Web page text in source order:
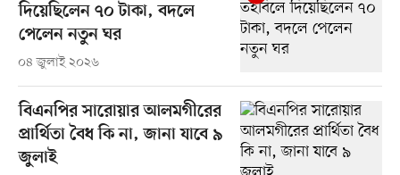
দিয়েছিলেন ৭০ টাকা, বদলে
পেলেন নতুন ঘর
০৪ জুলাই ২০২৬
বিএনপির সারোয়ার আলমগীরের
প্রার্থিতা বৈধ কি না, জানা যাবে ৯
জুলাই